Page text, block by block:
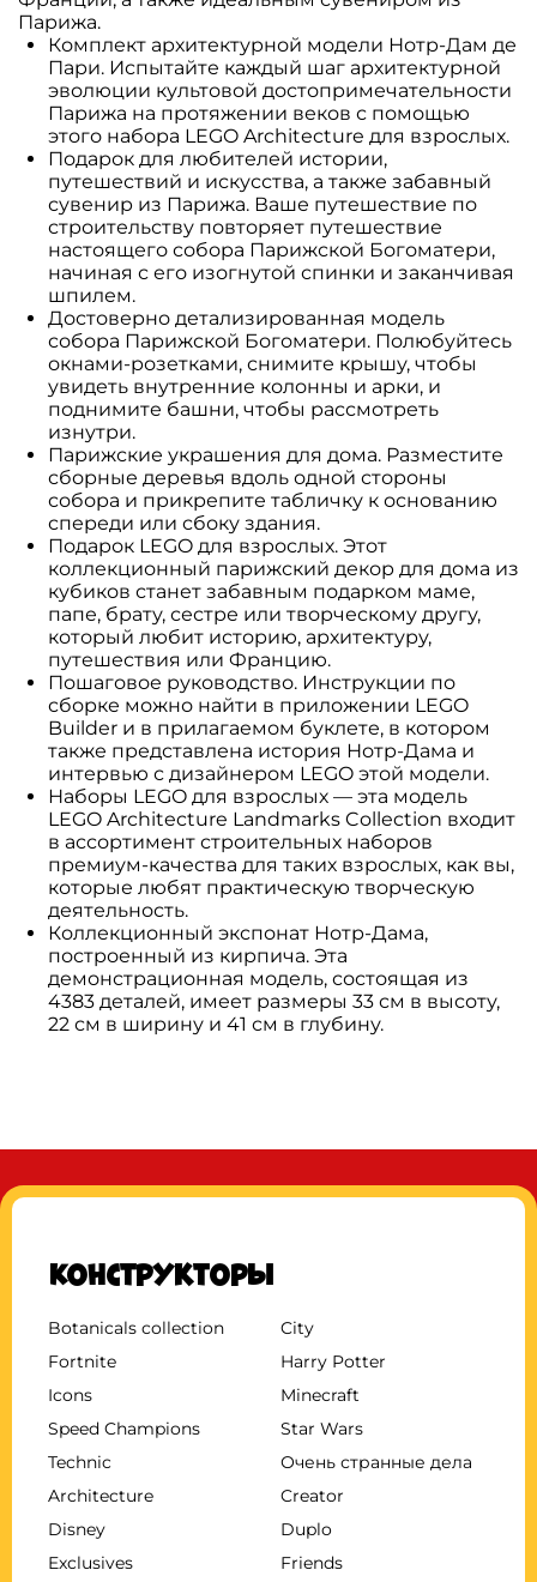
Парижа.
Комплект архитектурной модели Нотр-Дам де
Пари. Испытайте каждый шаг архитектурной
эволюции культовой достопримечательности
Парижа на протяжении веков с помощью
этого набора LEGO Architecture для взрослых.
Подарок для любителей истории,
путешествий и искусства, а также забавный
сувенир из Парижа. Ваше путешествие по
строительству повторяет путешествие
настоящего собора Парижской Богоматери,
начиная с его изогнутой спинки и заканчивая
шпилем.
Достоверно детализированная модель
собора Парижской Богоматери. Полюбуйтесь
окнами-розетками, снимите крышу, чтобы
увидеть внутренние колонны и арки, и
поднимите башни, чтобы рассмотреть
изнутри.
Парижские украшения для дома. Разместите
сборные деревья вдоль одной стороны
собора и прикрепите табличку к основанию
спереди или сбоку здания.
Подарок LEGO для взрослых. Этот
коллекционный парижский декор для дома из
кубиков станет забавным подарком маме,
папе, брату, сестре или творческому другу,
который любит историю, архитектуру,
путешествия или Францию.
Пошаговое руководство. Инструкции по
сборке можно найти в приложении LEGO
Builder и в прилагаемом буклете, в котором
также представлена ​​история Нотр-Дама и
интервью с дизайнером LEGO этой модели.
Наборы LEGO для взрослых — эта модель
LEGO Architecture Landmarks Collection входит
в ассортимент строительных наборов
премиум-качества для таких взрослых, как вы,
которые любят практическую творческую
деятельность.
Коллекционный экспонат Нотр-Дама,
построенный из кирпича. Эта
демонстрационная модель, состоящая из
4383 деталей, имеет размеры 33 см в высоту,
22 см в ширину и 41 см в глубину.
Конструкторы
Botanicals collection
City
Fortnite
Harry Potter
Icons
Minecraft
Speed Champions
Star Wars
Technic
Очень странные дела
Architecture
Creator
Disney
Duplo
Exclusives
Friends